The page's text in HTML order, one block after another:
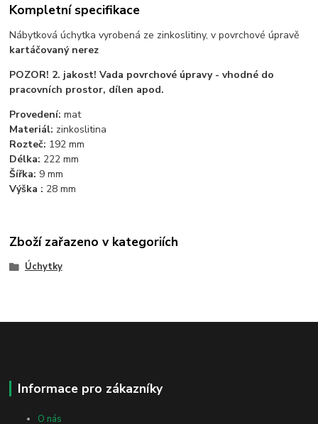
Kompletní specifikace
Nábytková úchytka vyrobená ze zinkoslitiny, v povrchové úpravě
kartáčovaný nerez
POZOR! 2. jakost! Vada povrchové úpravy - vhodné do
pracovních prostor, dílen apod.
Provedení: mat
Materiál: zinkoslitina
Rozteč: 192 mm
Délka: 222 mm
Šířka: 9 mm
Výška : 28 mm
Zboží zařazeno v kategoriích
Úchytky
Informace pro zákazníky
O nás